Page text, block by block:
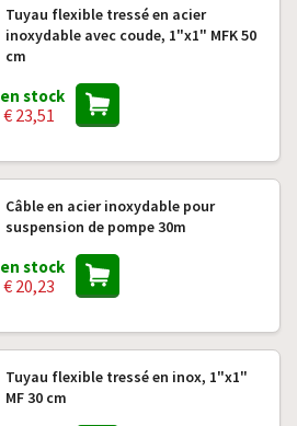
Tuyau flexible tressé en acier
inoxydable avec coude, 1"x1" MFK 50
cm
en stock
€ 23,51
Câble en acier inoxydable pour
suspension de pompe 30m
en stock
€ 20,23
Tuyau flexible tressé en inox, 1"x1"
MF 30 cm